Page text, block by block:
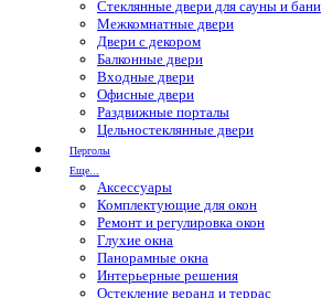
Стеклянные двери для сауны и бани
Межкомнатные двери
Двери с декором
Балконные двери
Входные двери
Офисные двери
Раздвижные порталы
Цельностеклянные двери
Перголы
Еще...
Аксессуары
Комплектующие для окон
Ремонт и регулировка окон
Глухие окна
Панорамные окна
Интерьерные решения
Остекление веранд и террас